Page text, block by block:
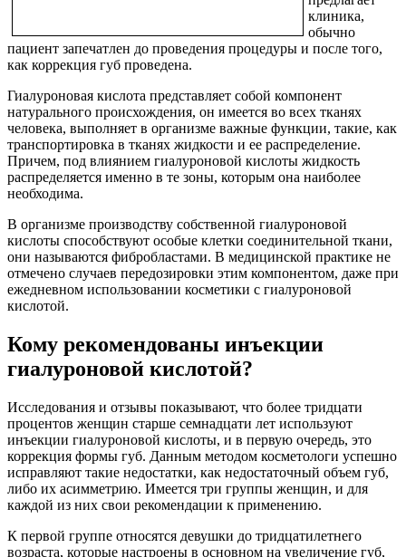
клиника,
обычно
пациент запечатлен до проведения процедуры и после того,
как коррекция губ проведена.
Гиалуроновая кислота представляет собой компонент
натурального происхождения, он имеется во всех тканях
человека, выполняет в организме важные функции, такие, как
транспортировка в тканях жидкости и ее распределение.
Причем, под влиянием гиалуроновой кислоты жидкость
распределяется именно в те зоны, которым она наиболее
необходима.
В организме производству собственной гиалуроновой
кислоты способствуют особые клетки соединительной ткани,
они называются фибробластами. В медицинской практике не
отмечено случаев передозировки этим компонентом, даже при
ежедневном использовании косметики с гиалуроновой
кислотой.
Кому рекомендованы инъекции
гиалуроновой кислотой?
Исследования и отзывы показывают, что более тридцати
процентов женщин старше семнадцати лет используют
инъекции гиалуроновой кислоты, и в первую очередь, это
коррекция формы губ. Данным методом косметологи успешно
исправляют такие недостатки, как недостаточный объем губ,
либо их асимметрию. Имеется три группы женщин, и для
каждой из них свои рекомендации к применению.
К первой группе относятся девушки до тридцатилетнего
возраста, которые настроены в основном на увеличение губ,